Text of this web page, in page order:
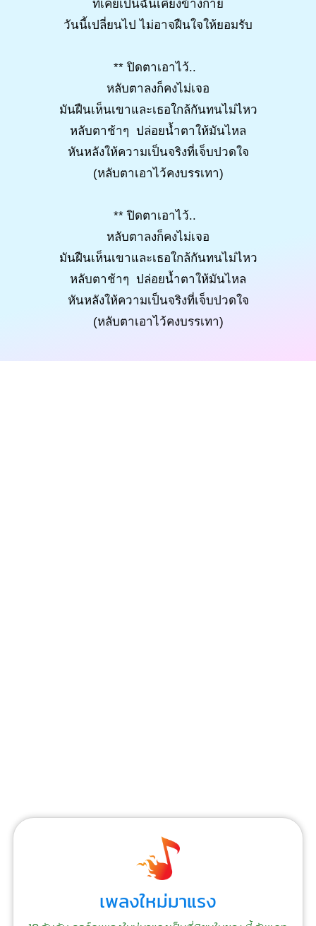
ที่เคยเป็นฉันเคียงข้างกาย
วันนี้เปลี่ยนไป ไม่อาจฝืนใจให้ยอมรับ
** ปิดตาเอาไว้..
หลับตาลงก็คงไม่เจอ
มันฝืนเห็นเขาและเธอใกล้กันทนไม่ไหว
หลับตาช้าๆ ปล่อยน้ำตาให้มันไหล
หันหลังให้ความเป็นจริงที่เจ็บปวดใจ
(หลับตาเอาไว้คงบรรเทา)
** ปิดตาเอาไว้..
หลับตาลงก็คงไม่เจอ
มันฝืนเห็นเขาและเธอใกล้กันทนไม่ไหว
หลับตาช้าๆ ปล่อยน้ำตาให้มันไหล
หันหลังให้ความเป็นจริงที่เจ็บปวดใจ
(หลับตาเอาไว้คงบรรเทา)
เพลงใหม่มาแรง